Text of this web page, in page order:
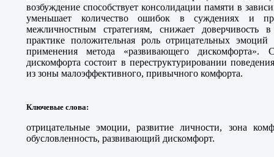
возбуждение способствует консолидации памяти в
уменьшает количество ошибок в суждениях и
межличностным стратегиям, снижает доверчивость
практике положительная роль отрицательных
применения метода «развивающего дискомфорта».
дискомфорта состоит в переструктурировании
из зоны малоэффективного, привычного комфорта.
Ключевые слова:
отрицательные эмоции, развитие личности, зона
обусловленность, развивающий дискомфорт.